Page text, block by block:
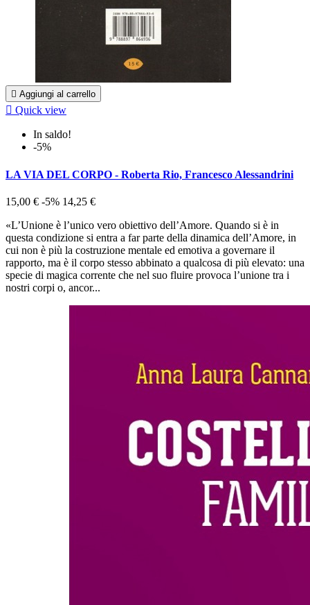
 Aggiungi al carrello
 Quick view
In saldo!
-5%
LA VIA DEL CORPO - Roberta Rio, Francesco Alessandrini
15,00 € -5% 14,25 €
«L’Unione è l’unico vero obiettivo dell’Amore. Quando si è in
questa condizione si entra a far parte della dinamica dell’Amore, in
cui non è più la costruzione mentale ed emotiva a governare il
rapporto, ma è il corpo stesso abbinato a qualcosa di più elevato: una
specie di magica corrente che nel suo fluire provoca l’unione tra i
nostri corpi o, ancor...